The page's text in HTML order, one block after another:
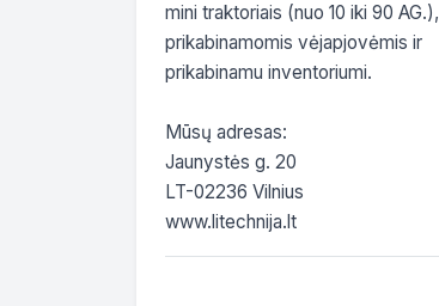
mini traktoriais (nuo 10 iki 90 AG.),
prikabinamomis vėjapjovėmis ir
prikabinamu inventoriumi.
Mūsų adresas:
Jaunystės g. 20
LT-02236 Vilnius
www.litechnija.lt